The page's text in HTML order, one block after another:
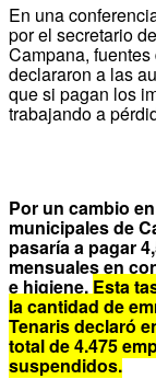
En una
por el secretario
Campana,
declararon a las
que si pagan los
trabajando a
Por un cambio
municipales de
pasaría a pagar
mensuales en
e higiene. Esta
la cantidad de
Tenaris declaró
total de 4.475
suspendidos.